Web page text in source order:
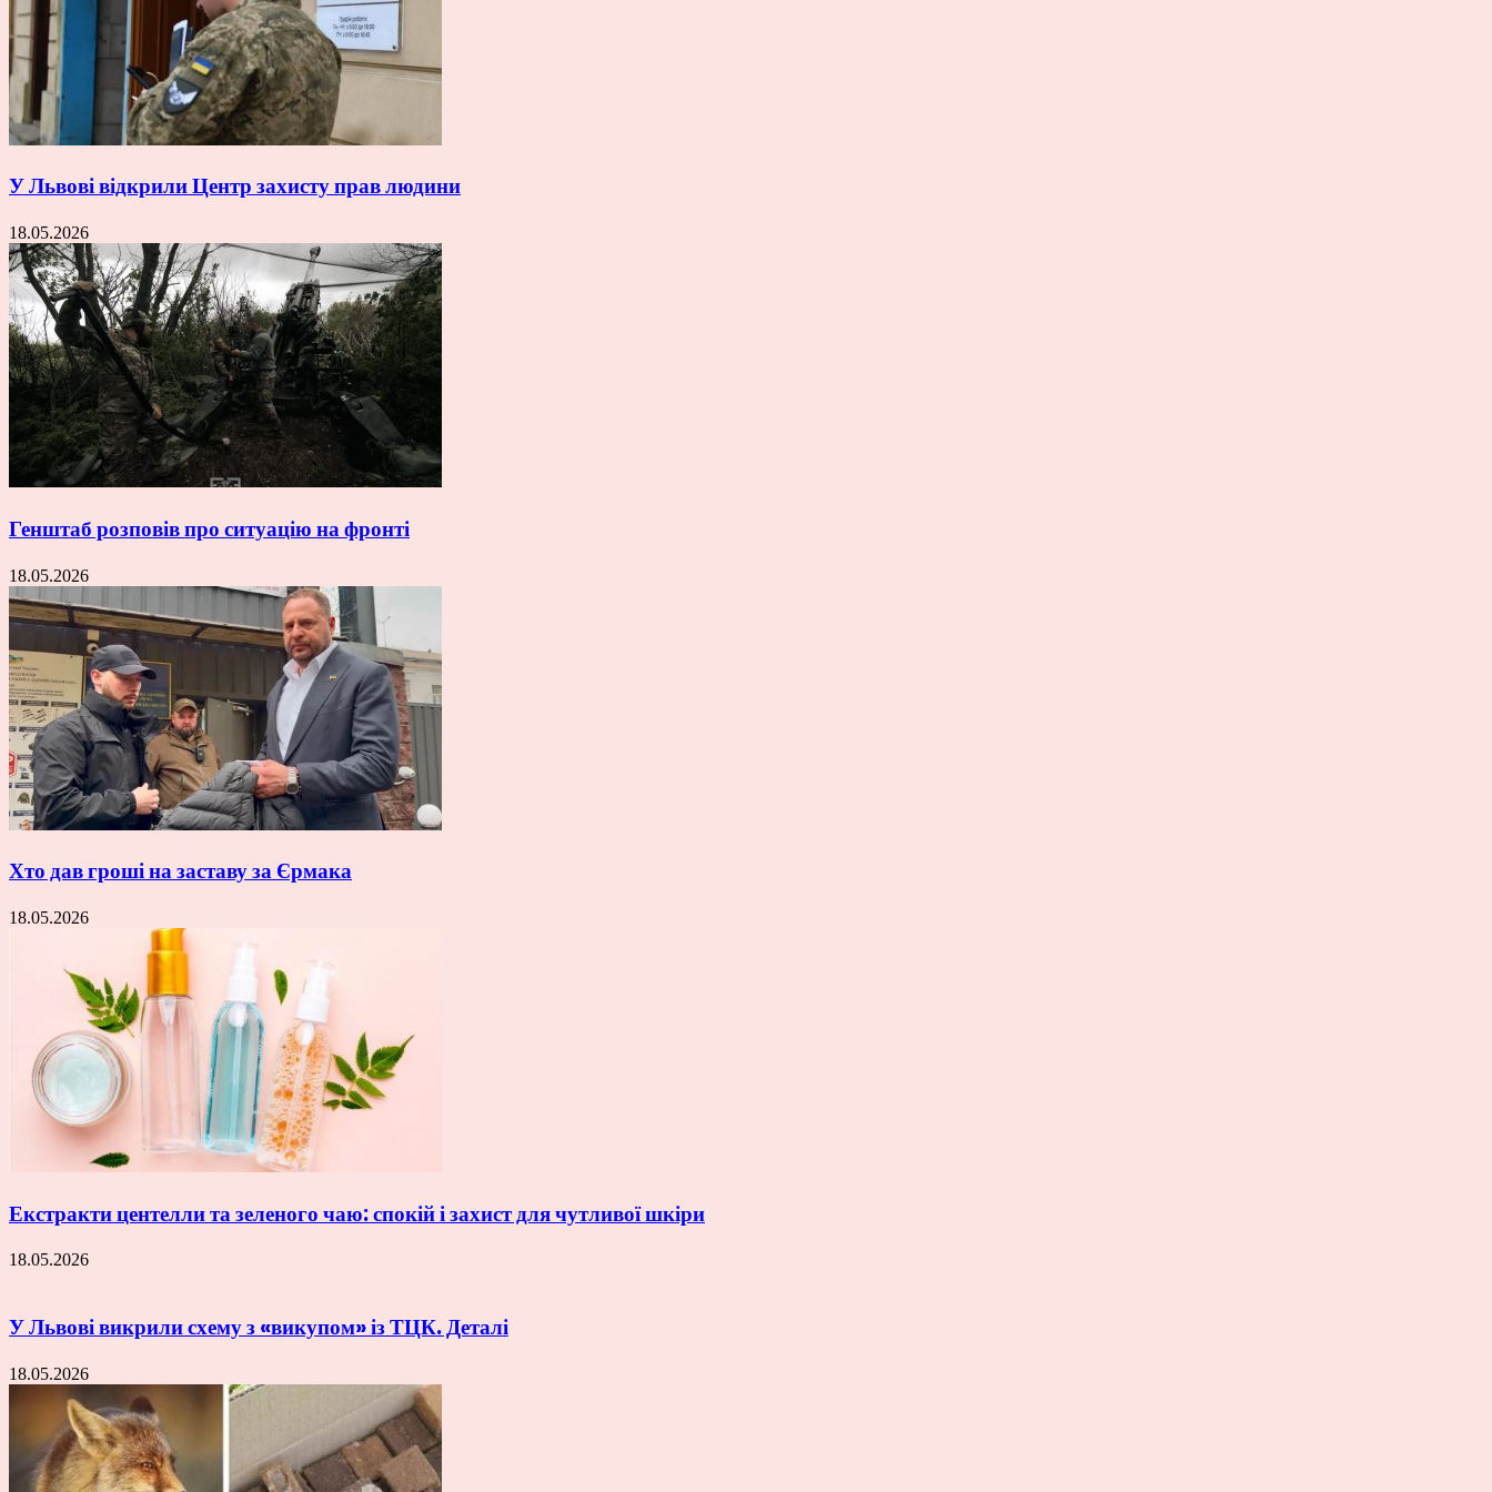
У Львові відкрили Центр захисту прав людини
18.05.2026
Генштаб розповів про ситуацію на фронті
18.05.2026
Хто дав гроші на заставу за Єрмака
18.05.2026
Екстракти центелли та зеленого чаю: спокій і захист для чутливої шкіри
18.05.2026
У Львові викрили схему з «викупом» із ТЦК. Деталі
18.05.2026